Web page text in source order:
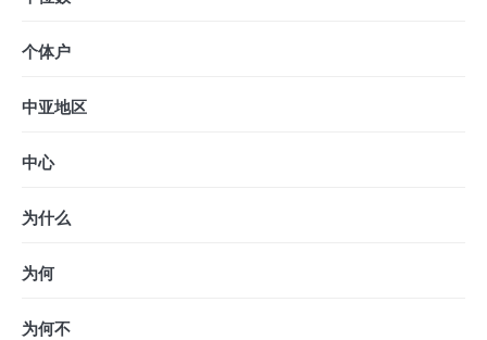
个体户
中亚地区
中心
为什么
为何
为何不